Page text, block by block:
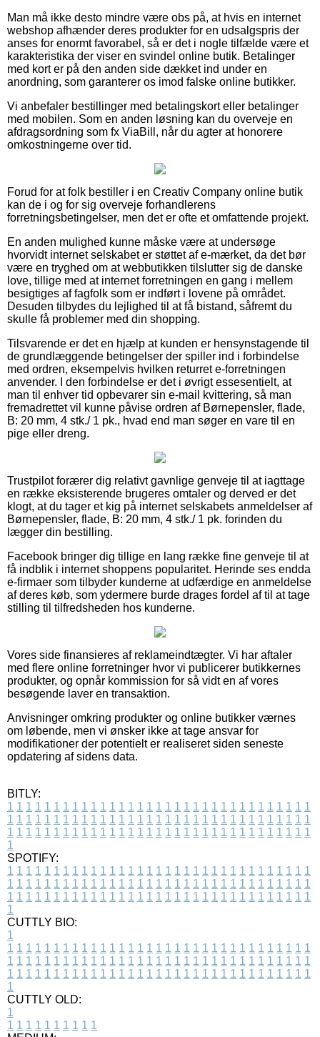
Man må ikke desto mindre være obs på, at hvis en internet
webshop afhænder deres produkter for en udsalgspris der
anses for enormt favorabel, så er det i nogle tilfælde være et
karakteristika der viser en svindel online butik. Betalinger
med kort er på den anden side dækket ind under en
anordning, som garanterer os imod falske online butikker.
Vi anbefaler bestillinger med betalingskort eller betalinger
med mobilen. Som en anden løsning kan du overveje en
afdragsordning som fx ViaBill, når du agter at honorere
omkostningerne over tid.
Forud for at folk bestiller i en Creativ Company online butik
kan de i og for sig overveje forhandlerens
forretningsbetingelser, men det er ofte et omfattende projekt.
En anden mulighed kunne måske være at undersøge
hvorvidt internet selskabet er støttet af e-mærket, da det bør
være en tryghed om at webbutikken tilslutter sig de danske
love, tillige med at internet forretningen en gang i mellem
besigtiges af fagfolk som er indført i lovene på området.
Desuden tilbydes du lejlighed til at få bistand, såfremt du
skulle få problemer med din shopping.
Tilsvarende er det en hjælp at kunden er hensynstagende til
de grundlæggende betingelser der spiller ind i forbindelse
med ordren, eksempelvis hvilken returret e-forretningen
anvender. I den forbindelse er det i øvrigt essesentielt, at
man til enhver tid opbevarer sin e-mail kvittering, så man
fremadrettet vil kunne påvise ordren af Børnepensler, flade,
B: 20 mm, 4 stk./ 1 pk., hvad end man søger en vare til en
pige eller dreng.
Trustpilot forærer dig relativt gavnlige genveje til at iagttage
en række eksisterende brugeres omtaler og derved er det
klogt, at du tager et kig på internet selskabets anmeldelser af
Børnepensler, flade, B: 20 mm, 4 stk./ 1 pk. forinden du
lægger din bestilling.
Facebook bringer dig tillige en lang række fine genveje til at
få indblik i internet shoppens popularitet. Herinde ses endda
e-firmaer som tilbyder kunderne at udfærdige en anmeldelse
af deres køb, som ydermere burde drages fordel af til at tage
stilling til tilfredsheden hos kunderne.
Vores side finansieres af reklameindtægter. Vi har aftaler
med flere online forretninger hvor vi publicerer butikkernes
produkter, og opnår kommission for så vidt en af vores
besøgende laver en transaktion.
Anvisninger omkring produkter og online butikker værnes
om løbende, men vi ønsker ikke at tage ansvar for
modifikationer der potentielt er realiseret siden seneste
opdatering af sidens data.
BITLY:
1 1 1 1 1 1 1 1 1 1 1 1 1 1 1 1 1 1 1 1 1 1 1 1 1 1 1 1 1 1 1 1 1
1 1 1 1 1 1 1 1 1 1 1 1 1 1 1 1 1 1 1 1 1 1 1 1 1 1 1 1 1 1 1 1 1
1 1 1 1 1 1 1 1 1 1 1 1 1 1 1 1 1 1 1 1 1 1 1 1 1 1 1 1 1 1 1 1 1
1
SPOTIFY:
1 1 1 1 1 1 1 1 1 1 1 1 1 1 1 1 1 1 1 1 1 1 1 1 1 1 1 1 1 1 1 1 1
1 1 1 1 1 1 1 1 1 1 1 1 1 1 1 1 1 1 1 1 1 1 1 1 1 1 1 1 1 1 1 1 1
1 1 1 1 1 1 1 1 1 1 1 1 1 1 1 1 1 1 1 1 1 1 1 1 1 1 1 1 1 1 1 1 1
1
CUTTLY BIO:
1
1 1 1 1 1 1 1 1 1 1 1 1 1 1 1 1 1 1 1 1 1 1 1 1 1 1 1 1 1 1 1 1 1
1 1 1 1 1 1 1 1 1 1 1 1 1 1 1 1 1 1 1 1 1 1 1 1 1 1 1 1 1 1 1 1 1
1 1 1 1 1 1 1 1 1 1 1 1 1 1 1 1 1 1 1 1 1 1 1 1 1 1 1 1 1 1 1 1 1
1
CUTTLY OLD:
1
1 1 1 1 1 1 1 1 1 1